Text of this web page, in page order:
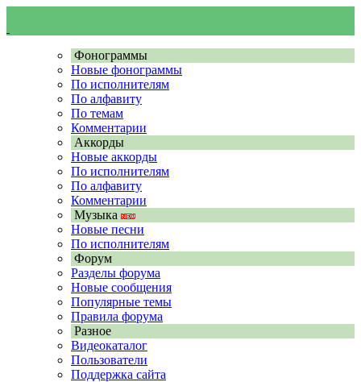
Фонограммы
Новые фонограммы
По исполнителям
По алфавиту
По темам
Комментарии
Аккорды
Новые аккорды
По исполнителям
По алфавиту
Комментарии
Музыка
Новые песни
По исполнителям
Форум
Разделы форума
Новые сообщения
Популярные темы
Правила форума
Разное
Видеокаталог
Пользователи
Поддержка сайта